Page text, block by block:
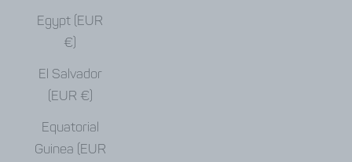
Egypt (EUR
€)
El Salvador
(EUR €)
Equatorial
Guinea (EUR